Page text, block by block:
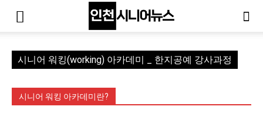
시니어 워킹(working) 아카데미 _ 한지공예 강사과정
시니어 워킹 아카데미란?